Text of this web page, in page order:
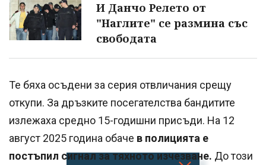
И Данчо Релето от
"Наглите" се размина със
свободата
Те бяха осъдени за серия отвличания срещу
откупи. За дръзките посегателства бандитите
излежаха средно 15-годишни присъди. На 12
август 2025 година обаче в полицията е
постъпил сигнал за тяхното изчезване. До този